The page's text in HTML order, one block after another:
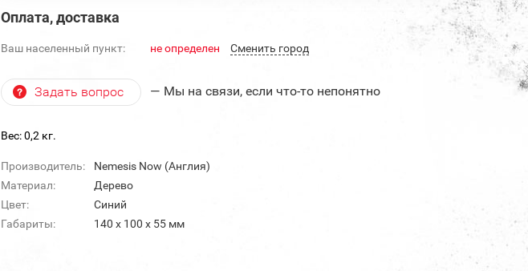
Оплата, доставка
Ваш населенный пункт: не определен Cменить город
Задать вопрос — Мы на связи, если что-то непонятно
Вес: 0,2 кг.
Производитель:
Nemesis Now (Англия)
Материал:
Дерево
Цвет:
Синий
Габариты:
140 х 100 х 55 мм